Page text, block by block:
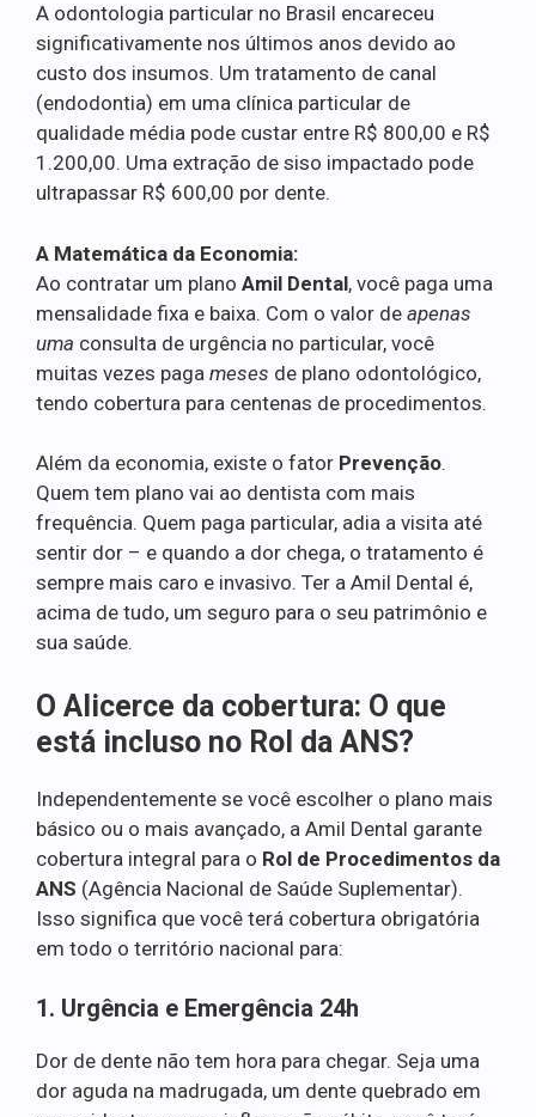
A odontologia particular no Brasil encareceu
significativamente nos últimos anos devido ao
custo dos insumos. Um tratamento de canal
(endodontia) em uma clínica particular de
qualidade média pode custar entre R$ 800,00 e R$
1.200,00. Uma extração de siso impactado pode
ultrapassar R$ 600,00 por dente.
A Matemática da Economia:
Ao contratar um plano Amil Dental, você paga uma
mensalidade fixa e baixa. Com o valor de apenas
uma consulta de urgência no particular, você
muitas vezes paga meses de plano odontológico,
tendo cobertura para centenas de procedimentos.
Além da economia, existe o fator Prevenção.
Quem tem plano vai ao dentista com mais
frequência. Quem paga particular, adia a visita até
sentir dor – e quando a dor chega, o tratamento é
sempre mais caro e invasivo. Ter a Amil Dental é,
acima de tudo, um seguro para o seu patrimônio e
sua saúde.
O Alicerce da cobertura: O que
está incluso no Rol da ANS?
Independentemente se você escolher o plano mais
básico ou o mais avançado, a Amil Dental garante
cobertura integral para o Rol de Procedimentos da
ANS (Agência Nacional de Saúde Suplementar).
Isso significa que você terá cobertura obrigatória
em todo o território nacional para:
1. Urgência e Emergência 24h
Dor de dente não tem hora para chegar. Seja uma
dor aguda na madrugada, um dente quebrado em